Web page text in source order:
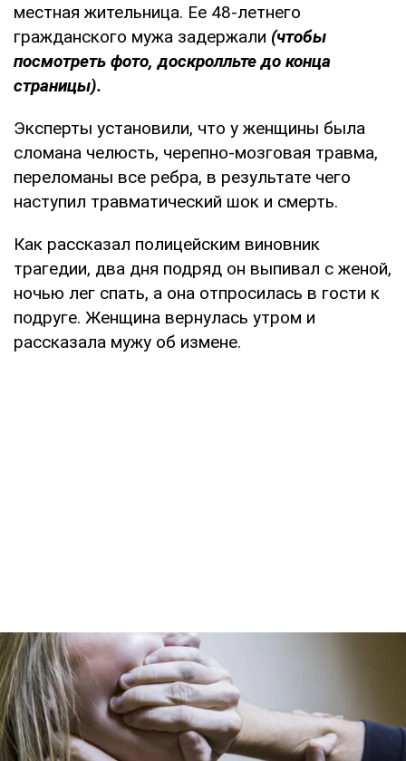
местная жительница. Ее 48-летнего
гражданского мужа задержали (чтобы
посмотреть фото, доскролльте до конца
страницы).
Эксперты установили, что у женщины была
сломана челюсть, черепно-мозговая травма,
переломаны все ребра, в результате чего
наступил травматический шок и смерть.
Как рассказал полицейским виновник
трагедии, два дня подряд он выпивал с женой,
ночью лег спать, а она отпросилась в гости к
подруге. Женщина вернулась утром и
рассказала мужу об измене.